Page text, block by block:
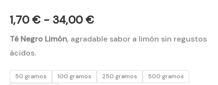
1,70€ - 34,00€
34,00 €
Té Negro Limón, agradable sabor a limón sin regustos
ácidos.
50 gramos 100 gramos 250 gramos
500 gramos